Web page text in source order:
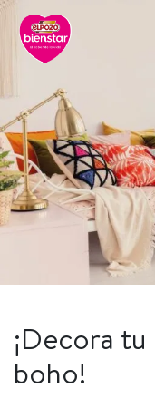
¡Decora
boho!